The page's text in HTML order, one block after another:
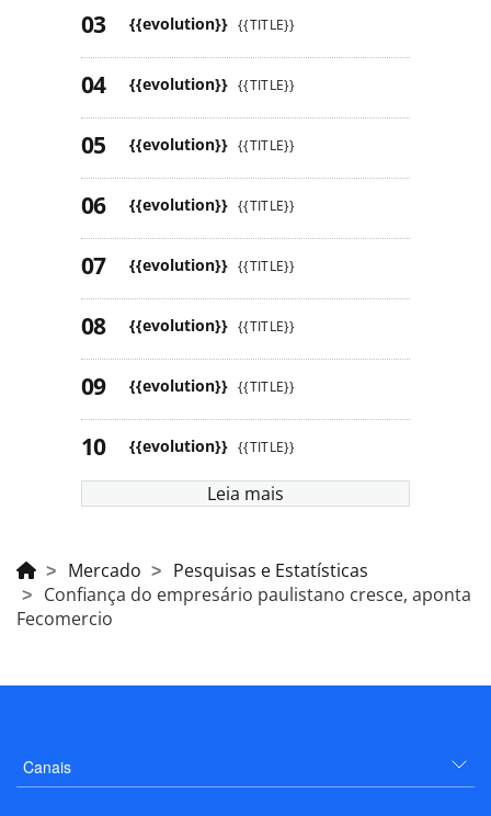
{{evolution}} {{TITLE}}
{{evolution}} {{TITLE}}
{{evolution}} {{TITLE}}
{{evolution}} {{TITLE}}
{{evolution}} {{TITLE}}
{{evolution}} {{TITLE}}
{{evolution}} {{TITLE}}
{{evolution}} {{TITLE}}
Leia mais
Mercado
Pesquisas e Estatísticas
Confiança do empresário paulistano cresce, aponta
Fecomercio
Canais